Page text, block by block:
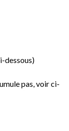
dessous)
pas, voir ci-